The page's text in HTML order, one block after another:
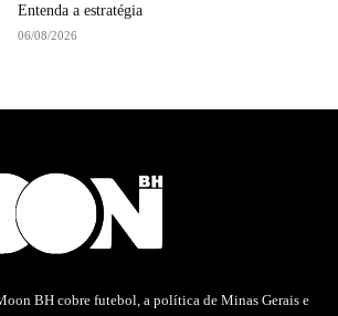
Entenda a estratégia
06/08/2026
BH cobre futebol, a política de Minas Gerais e